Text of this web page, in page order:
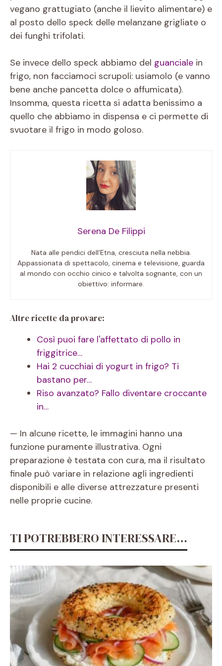
vegano grattugiato (anche il lievito alimentare) e
al posto dello speck delle melanzane grigliate o
dei funghi trifolati.
Se invece dello speck abbiamo del guanciale in
frigo, non facciamoci scrupoli: usiamolo (e vanno
bene anche pancetta dolce o affumicata).
Insomma, questa ricetta si adatta benissimo a
quello che abbiamo in dispensa e ci permette di
svuotare il frigo in modo goloso.
Serena De Filippi
Nata alle pendici dell’Etna, cresciuta nella nebbia.
Appassionata di spettacolo, cinema e televisione, guarda
al mondo con occhio cinico e talvolta sognante, con un
obiettivo: informare.
Altre ricette da provare:
Così puoi fare l'affettato di pollo in
friggitrice…
Hai 2 cucchiai di yogurt in frigo? Ti
bastano per…
Riso avanzato? Fallo diventare croccante
in…
— In alcune ricette, le immagini hanno una
funzione puramente illustrativa. Ogni
preparazione è testata con cura, ma il risultato
finale può variare in relazione agli ingredienti
disponibili e alle diverse attrezzature presenti
nelle proprie cucine.
TI POTREBBERO INTERESSARE…